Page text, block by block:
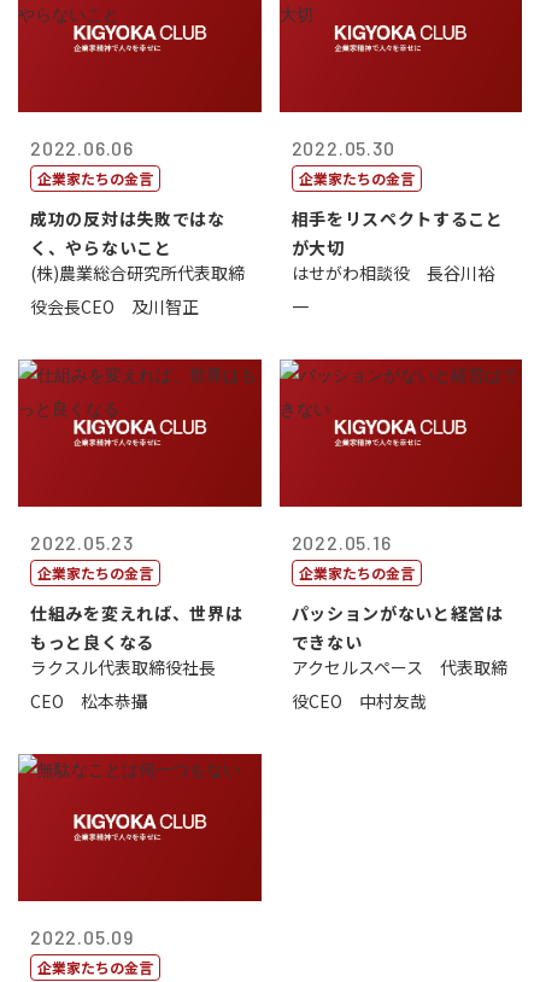
2022.06.06
企業家たちの金言
成功の反対は失敗ではな
く、やらないこと
(株)農業総合研究所代表取締
役会長CEO 及川智正
2022.05.30
企業家たちの金言
相手をリスペクトすること
が大切
はせがわ相談役 長谷川裕
一
2022.05.23
企業家たちの金言
仕組みを変えれば、世界は
もっと良くなる
ラクスル代表取締役社長
CEO 松本恭攝
2022.05.16
企業家たちの金言
パッションがないと経営は
できない
アクセルスペース 代表取締
役CEO 中村友哉
2022.05.09
企業家たちの金言